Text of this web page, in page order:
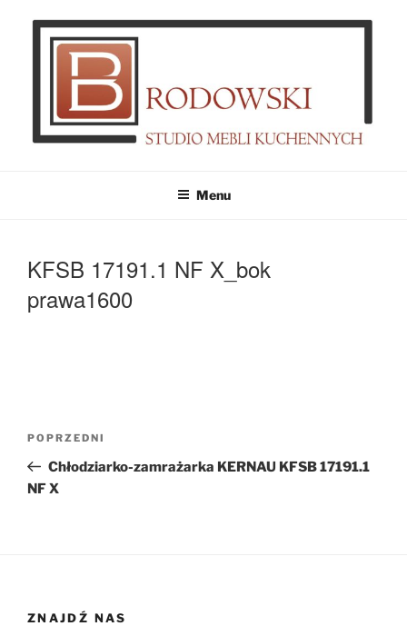
Menu
KFSB 17191.1 NF X_bok
prawa1600
Nawigacja
Poprzedni
wpis
POPRZEDNI
Chłodziarko-zamrażarka KERNAU KFSB 17191.1
NF X
ZNAJDŹ NAS